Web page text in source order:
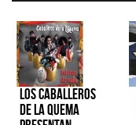
Los Caballeros
de la Quema